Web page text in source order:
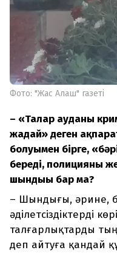
Фото: "Жас Алаш" газеті
– «Талғар ауданы
жағдай» деген
болуымен бірге,
береді, полицияны
шындығы бар ма?
– Шындығы, әрине,
әділетсіздіктерді
талғарлықтарды
деп айтуға қандай